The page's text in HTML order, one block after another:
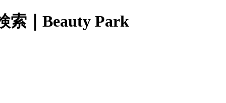
索｜Beauty Park